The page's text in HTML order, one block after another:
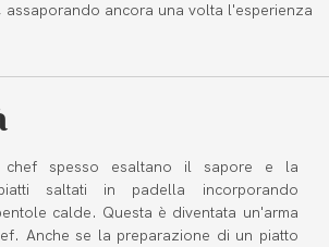
ancora una volta l'esperienza
spesso esaltano il sapore e la
saltati in padella incorporando
calde. Questa è diventata un'arma
Anche se la preparazione di un piatto